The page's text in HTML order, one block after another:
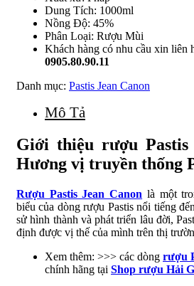
Dung Tích: 1000ml
Nồng Độ: 45%
Phân Loại: Rượu Mùi
Khách hàng có nhu cầu xin liên
0905.80.90.11
Danh mục: Pastis Jean Canon
Mô Tả
Giới thiệu rượu Pastis
Hương vị truyền thống
Rượu Pastis Jean Canon là một
biểu của dòng rượu Pastis nổi tiếng
sử hình thành và phát triển lâu đời,
định được vị thế của mình trên thị
Xem thêm: >>> các dòng rượu
chính hãng tại Shop rượu Hải